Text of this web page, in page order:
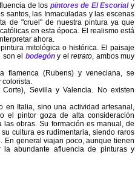
de los pintores de El Escorialy
santos, las Inmaculadas y las escenas
de "cruel" de nuestra pintura ya que
en esta época. El realismo está
ahora.
mitológica o histórica. El paisaje
el bodegón y el retrato, ambos muy
flamenca (Rubens) y veneciana, se
colorista.
Sevilla y Valencia. No existen
en Italia, sino una actividad artesanal,
el pintor goza de alta consideración
obras. Su formación es manual, de
cultura es rudimentaria, siendo raros
En general viajan poco, aunque tienen
abundante afluencia de pinturas y